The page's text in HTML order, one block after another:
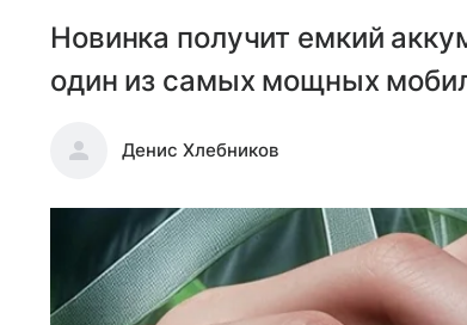
Новинка получит емкий
один из самых мощных
Денис Хлебников